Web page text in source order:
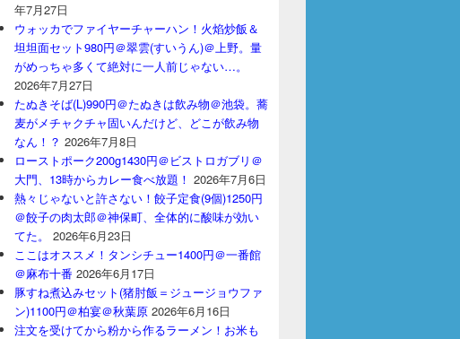
年7月27日
ウォッカでファイヤーチャーハン！火焰炒飯＆
坦坦面セット980円＠翠雲(すいうん)＠上野。量
がめっちゃ多くて絶対に一人前じゃない…。
2026年7月27日
たぬきそば(L)990円＠たぬきは飲み物＠池袋。蕎
麦がメチャクチャ固いんだけど、どこが飲み物
なん！？ 2026年7月8日
ローストポーク200g1430円＠ビストロガブリ＠
大門、13時からカレー食べ放題！ 2026年7月6日
熱々じゃないと許さない！餃子定食(9個)1250円
＠餃子の肉太郎＠神保町、全体的に酸味が効い
てた。
2026年6月23日
ここはオススメ！タンシチュー1400円＠一番館
＠麻布十番 2026年6月17日
豚すね煮込みセット(猪肘飯＝ジュージョウファ
ン)1100円＠柏宴＠秋葉原 2026年6月16日
注文を受けてから粉から作るラーメン！お米も